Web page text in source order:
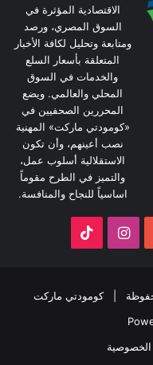
الاقتصادية المؤثرة في
السوق المصري، ورصد
ومتابعة وتحليل لكافة الأخبار
المتعلقة بأسعار السلع
والخدمات في السوق
المحلي والعالمي. ويضع
المحررين الصحفيين في
«كومودتي ماركت» المهنية
نصب أعينهم، وأن تكون
الاستقلالية أسلوب عمل،
والتميز في الطرح مقوماً
اساسياً للنجاح والمنافسة.
يوتيوبانستقرام
كومودتي ماركت